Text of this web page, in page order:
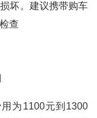
坏。建议携带购车
查
为1100元到1300